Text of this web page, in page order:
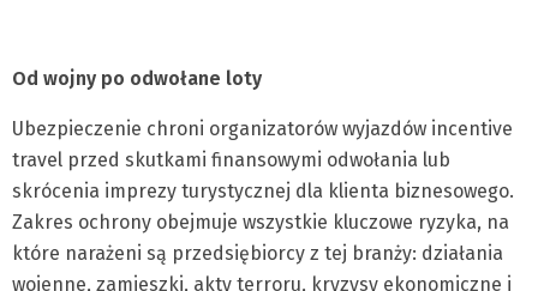
Od wojny po odwołane loty
Ubezpieczenie chroni organizatorów wyjazdów incentive
travel przed skutkami finansowymi odwołania lub
skrócenia imprezy turystycznej dla klienta biznesowego.
Zakres ochrony obejmuje wszystkie kluczowe ryzyka, na
które narażeni są przedsiębiorcy z tej branży: działania
wojenne, zamieszki, akty terroru, kryzysy ekonomiczne i